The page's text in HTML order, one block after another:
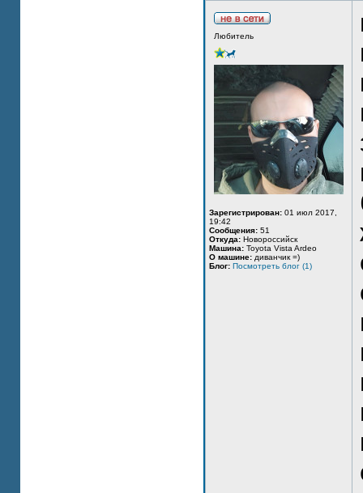
Любитель
Зарегистрирован: 01 июл 2017,
19:42
Сообщения: 51
Откуда: Новороссийск
Машина: Toyota Vista Ardeo
О машине: диванчик =)
Блог: Посмотреть блог (1)